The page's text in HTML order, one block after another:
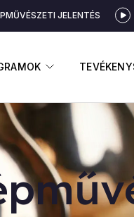
MEGNYITÁSA ALMENÜ
JELENTÉS